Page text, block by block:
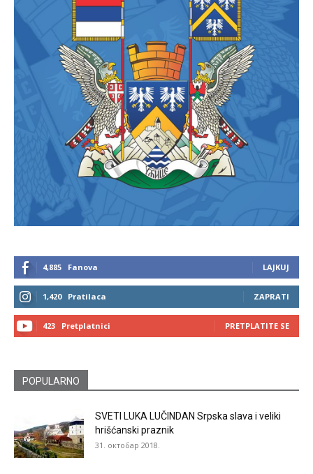
4,885 Fanova LAJKUJ
1,420 Pratilaca ZAPRATI
423 Pretplatnici PRETPLATITE SE
POPULARNO
SVETI LUKA LUČINDAN Srpska slava i veliki
hrišćanski praznik
31. октобар 2018.